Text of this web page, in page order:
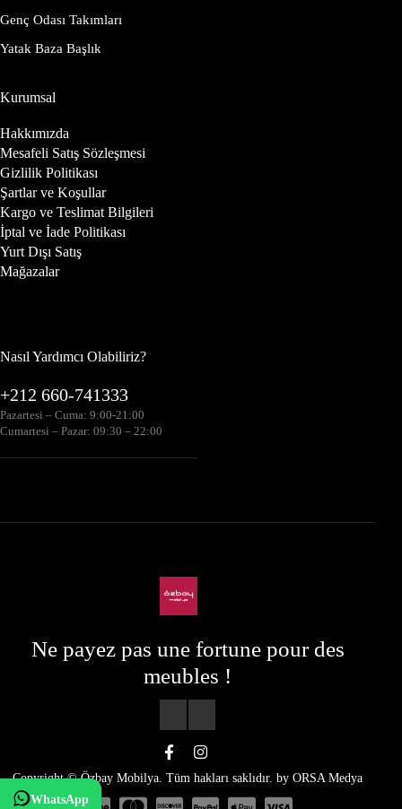
Genç Odası Takımları
Yatak Baza Başlık
Kurumsal
Hakkımızda
Mesafeli Satış Sözleşmesi
Gizlilik Politikası
Şartlar ve Koşullar
Kargo ve Teslimat Bilgileri
İptal ve İade Politikası
Yurt Dışı Satış
Mağazalar
Nasıl Yardımcı Olabiliriz?
+212 660-741333
Pazartesi – Cuma: 9:00-21:00
Cumartesi – Pazar: 09:30 – 22:00
Ne payez pas une fortune pour des
meubles !
Copyright © Özbay Mobilya. Tüm hakları saklıdır. by ORSA Medya
WhatsApp